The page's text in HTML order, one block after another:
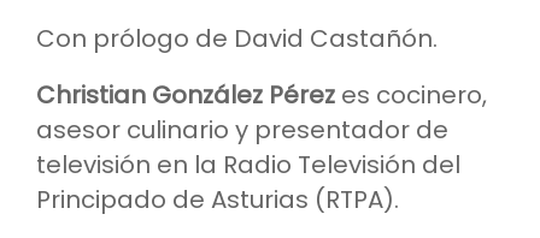
Con prólogo de David Castañón.
Christian González Pérez es cocinero,
asesor culinario y presentador de
televisión en la Radio Televisión del
Principado de Asturias (RTPA).